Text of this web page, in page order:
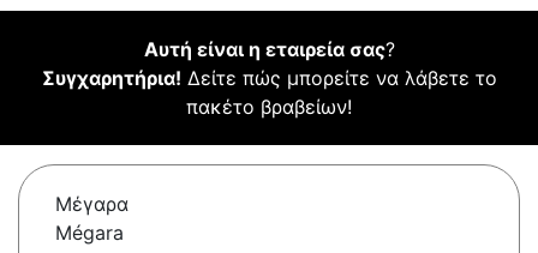
Αυτή είναι η εταιρεία σας?
Συγχαρητήρια! Δείτε πώς μπορείτε να λάβετε το
πακέτο βραβείων!
Μέγαρα
Mégara